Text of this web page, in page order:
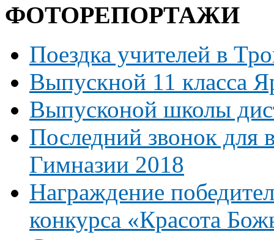
ФОТОРЕПОРТАЖИ
Поездка учителей в
Выпускной 11 класса
Выпусконой школы
Последний звонок для
Гимназии 2018
Награждение
конкурса «Красота